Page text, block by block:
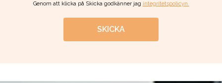
Genom att klicka på Skicka godkänner jag integritetspolicyn.
SKICKA